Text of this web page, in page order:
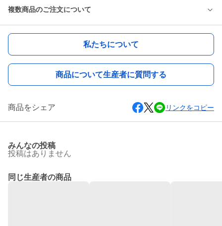
複数商品のご注文について
私たちについて
商品について生産者に質問する
商品をシェア リンクをコピー
みんなの投稿
投稿はありません
同じ生産者の商品